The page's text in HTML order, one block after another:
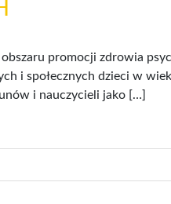
promocji zdrowia
i społecznych dzieci w
i nauczycieli jako […]